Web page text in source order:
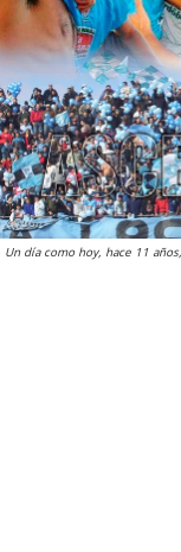
Un día como hoy, hace 11